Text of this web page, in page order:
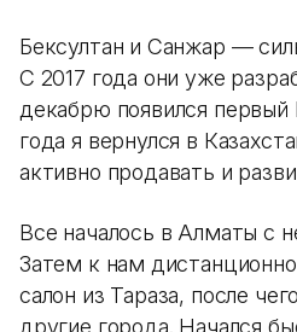
Бексултан и Санжар —
С 2017 года они уже
декабрю появился первый
года я вернулся в
активно продавать и
Все началось в Алматы с
Затем к нам
салон из Тараза, после
другие города. Начался